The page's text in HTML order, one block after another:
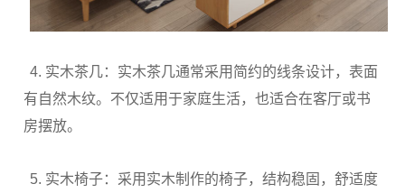
4. 实木茶几：实木茶几通常采用简约的线条设计，表面
有自然木纹。不仅适用于家庭生活，也适合在客厅或书
房摆放。
5. 实木椅子：采用实木制作的椅子，结构稳固，舒适度